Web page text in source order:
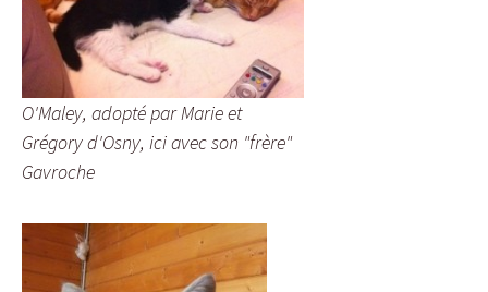
O'Maley, adopté par Marie et
Grégory d'Osny, ici avec son "frère"
Gavroche